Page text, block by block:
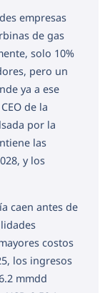
empresas
de gas
solo 10%
pero un
ya a ese
de la
por la
las
y los
caen antes de
costos
los ingresos
mmdd